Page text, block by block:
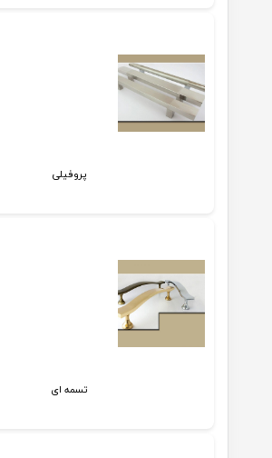
پروفیلی
تسمه ای